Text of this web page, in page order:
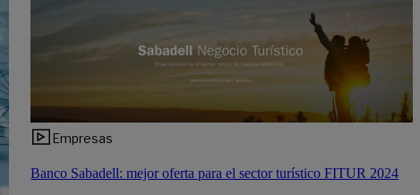
Empresas
Banco Sabadell: mejor oferta para el sector turístico FITUR 2024